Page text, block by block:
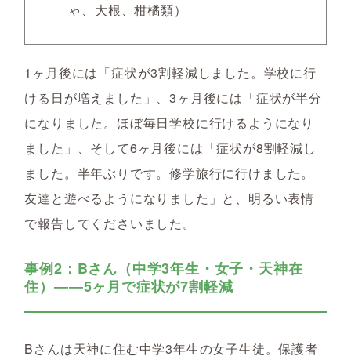
ゃ、大根、柑橘類）
1ヶ月後には「症状が3割軽減しました。学校に行
ける日が増えました」、3ヶ月後には「症状が半分
になりました。ほぼ毎日学校に行けるようになり
ました」、そして6ヶ月後には「症状が8割軽減し
ました。半年ぶりです。修学旅行に行けました。
友達と遊べるようになりました」と、明るい表情
で報告してくださいました。
事例2：Bさん（中学3年生・女子・天神在
住）――5ヶ月で症状が7割軽減
Bさんは天神に住む中学3年生の女子生徒。保護者